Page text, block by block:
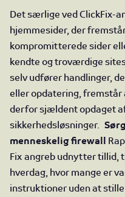
Det særlige ved ClickFix-
hjemmesider, der
kompromitterede sider
kendte og troværdige
selv udfører handlinger,
eller opdatering,
derfor sjældent opdaget
sikkerhedsløsninger.
menneskelig firewall
Fix angreb udnytter tillid,
hverdag, hvor mange er
instruktioner uden at